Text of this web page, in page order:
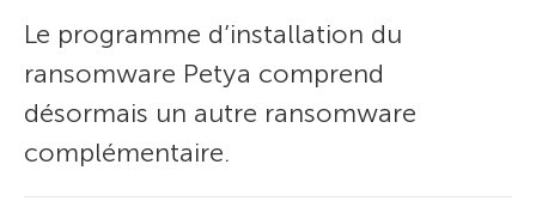
Le programme d’installation du
ransomware Petya comprend
désormais un autre ransomware
complémentaire.